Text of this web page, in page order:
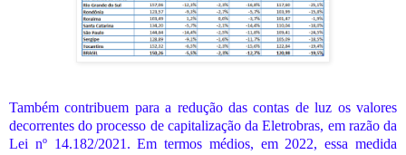
Também contribuem para a redução das contas de luz os valores
decorrentes do processo de capitalização da Eletrobras, em razão da
Lei nº 14.182/2021. Em termos médios, em 2022, essa medida